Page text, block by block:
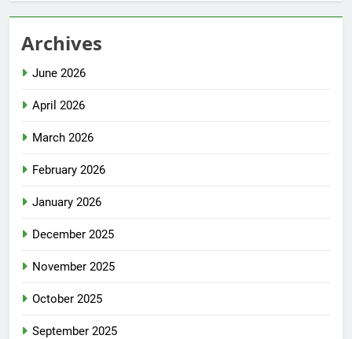
Archives
June 2026
April 2026
March 2026
February 2026
January 2026
December 2025
November 2025
October 2025
September 2025